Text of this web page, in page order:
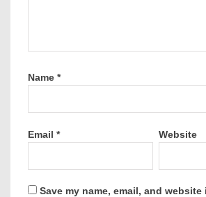
Name *
Email * Website
Save my name, email, and